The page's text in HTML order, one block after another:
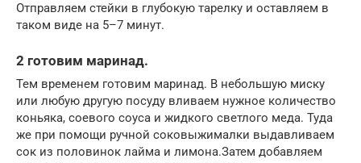
Отправляем стейки в глубокую тарелку и оставляем в
таком виде на 5–7 минут.
2 готовим маринад.
Тем временем готовим маринад. В небольшую миску
или любую другую посуду вливаем нужное количество
коньяка, соевого соуса и жидкого светлого меда. Туда
же при помощи ручной соковыжималки выдавливаем
сок из половинок лайма и лимона.Затем добавляем